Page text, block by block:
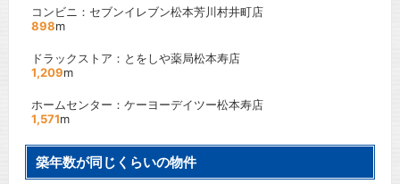
コンビニ：セブンイレブン松本芳川村井町店
898m
ドラックストア：とをしや薬局松本寿店
1,209m
ホームセンター：ケーヨーデイツー松本寿店
1,571m
築年数が同じくらいの物件